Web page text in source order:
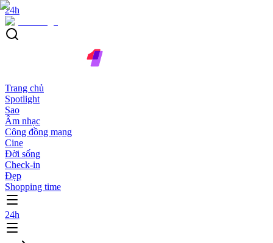
24h
Trang chủ
Spotlight
Sao
Âm nhạc
Cộng đồng mạng
Cine
Đời sống
Check-in
Đẹp
Shopping time
24h